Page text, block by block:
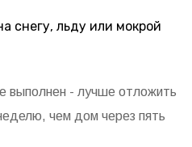
снегу, льду или мокрой
выполнен - лучше отложить
чем дом через пять